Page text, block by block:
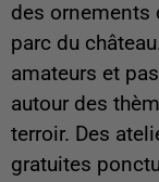
des ornements
parc du
amateurs et
autour des
terroir. Des
gratuites